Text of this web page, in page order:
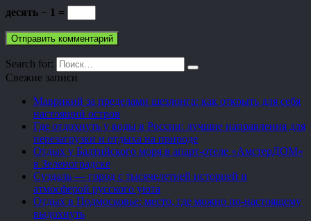
десять − 1 =
Search for:
Свежие записи
Маврикий за пределами шезлонга: как открыть для себя
настоящий остров
Где отдохнуть у воды в России: лучшие направления для
перезагрузки и отдыха на природе
Отдых у Балтийского моря в апарт-отеле «АмстерДОМ»
в Зеленоградске
Суздаль — город с тысячелетней историей и
атмосферой русского уюта
Отдых в Подмосковье: место, где можно по-настоящему
выдохнуть